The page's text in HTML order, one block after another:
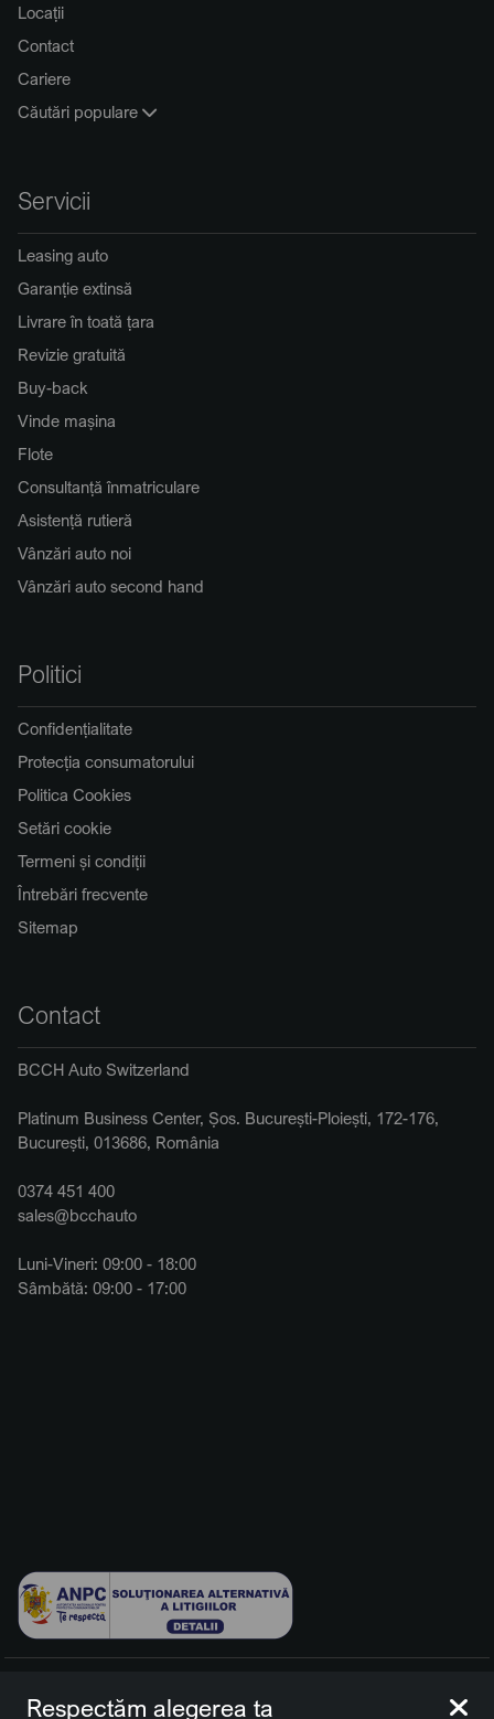
Locații
Contact
Cariere
Căutări populare
Servicii
Leasing auto
Garanție extinsă
Livrare în toată țara
Revizie gratuită
Buy-back
Vinde mașina
Flote
Consultanță înmatriculare
Asistență rutieră
Vânzări auto noi
Vânzări auto second hand
Politici
Confidențialitate
Protecția consumatorului
Politica Cookies
Setări cookie
Termeni și condiții
Întrebări frecvente
Sitemap
Contact
BCCH Auto Switzerland
Platinum Business Center, Șos. București-Ploiești, 172-176,
București, 013686, România
0374 451 400
sales@bcchauto
Luni-Vineri: 09:00 - 18:00
Sâmbătă: 09:00 - 17:00
Respectăm alegerea ta